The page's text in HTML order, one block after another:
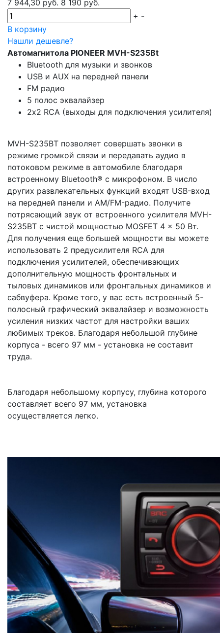
7 944,30 руб. 8 190 руб.
+ -
В корзину
Нашли дешевле?
Автомагнитола PIONEER MVH-S235Bt
Bluetooth для музыки и звонков
USB и AUX на передней панели
FM радио
5 полос эквалайзер
2х2 RCA (выходы для подключения усилителя)
MVH-S235BT позволяет совершать звонки в
режиме громкой связи и передавать аудио в
потоковом режиме в автомобиле благодаря
встроенному Bluetooth® с микрофоном. В число
других развлекательных функций входят USB-вход
на передней панели и AM/FM-радио. Получите
потрясающий звук от встроенного усилителя MVH-
S235BT с чистой мощностью MOSFET 4 x 50 Вт.
Для получения еще большей мощности вы можете
использовать 2 предусилителя RCA для
подключения усилителей, обеспечивающих
дополнительную мощность фронтальных и
тыловых динамиков или фронтальных динамиков и
сабвуфера. Кроме того, у вас есть встроенный 5-
полосный графический эквалайзер и возможность
усиления низких частот для настройки ваших
любимых треков. Благодаря небольшой глубине
корпуса - всего 97 мм - установка не составит
труда.
Благодаря небольшому корпусу, глубина которого
составляет всего 97 мм, установка
осуществляется легко.